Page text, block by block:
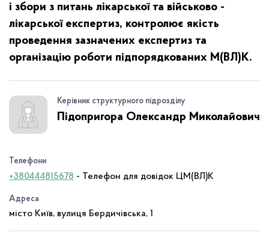
і збори з питань лікарської та військово -
лікарської експертиз, контролює якість
проведення зазначених експертиз та
організацію роботи підпорядкованих М(ВЛ)К.
Керівник структурного підрозділу
Підопригора Олександр Миколайович
Телефони
+380444815678 - Телефон для довідок ЦМ(ВЛ)К
Адреса
місто Київ, вулиця Бердичівська, 1